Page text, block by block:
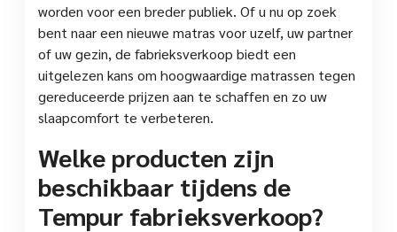
worden voor een breder publiek. Of u nu op zoek
bent naar een nieuwe matras voor uzelf, uw partner
of uw gezin, de fabrieksverkoop biedt een
uitgelezen kans om hoogwaardige matrassen tegen
gereduceerde prijzen aan te schaffen en zo uw
slaapcomfort te verbeteren.
Welke producten zijn
beschikbaar tijdens de
Tempur fabrieksverkoop?